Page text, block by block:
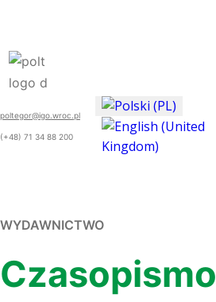
poltegor@igo.wroc.pl
(+48) 71 34 88 200
WYDAWNICTWO
Czasopismo